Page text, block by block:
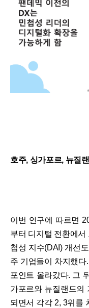
호주, 싱가포르, 뉴질
이번 연구에 따르면
부터 디지털 전환에서
첩성 지수(DAI) 개선
주 기업들이 차지했
포인트 올라갔다. 그
가포르와 뉴질랜드의
되면서 각각 2, 3위를